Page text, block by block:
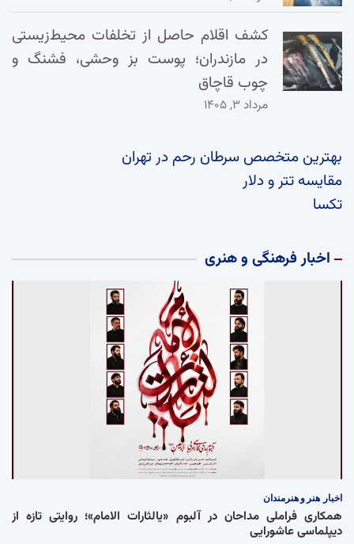
کشف اقلام حاصل از تخلفات محیط‌زیستی
در مازندران؛ پوست بز وحشی، فشنگ و
چوب قاچاق
مرداد ۳, ۱۴۰۵
بهترین متخصص سرطان رحم در تهران
مقایسه تتر و دلار
تکسا
اخبار فرهنگی و هنری
اخبار هنر و هنرمندان
همکاری فراملی مداحان در آلبوم «یالثارات الامام»؛ روایتی تازه از
دیپلماسی عاشورایی